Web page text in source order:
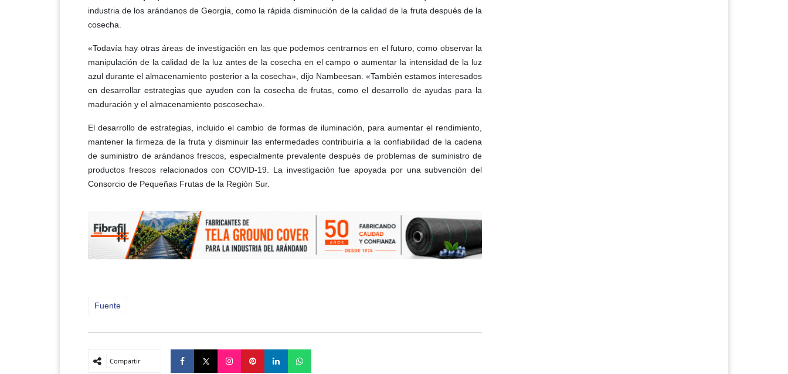
industria de los arándanos de Georgia, como la rápida disminución de la calidad de la fruta después de la
cosecha.
«Todavía hay otras áreas de investigación en las que podemos centrarnos en el futuro, como observar la
manipulación de la calidad de la luz antes de la cosecha en el campo o aumentar la intensidad de la luz
azul durante el almacenamiento posterior a la cosecha», dijo Nambeesan. «También estamos interesados
​​en desarrollar estrategias que ayuden con la cosecha de frutas, como el desarrollo de ayudas para la
maduración y el almacenamiento poscosecha».
El desarrollo de estrategias, incluido el cambio de formas de iluminación, para aumentar el rendimiento,
mantener la firmeza de la fruta y disminuir las enfermedades contribuiría a la confiabilidad de la cadena
de suministro de arándanos frescos, especialmente prevalente después de problemas de suministro de
productos frescos relacionados con COVID-19. La investigación fue apoyada por una subvención del
Consorcio de Pequeñas Frutas de la Región Sur.
Fuente
Compartir